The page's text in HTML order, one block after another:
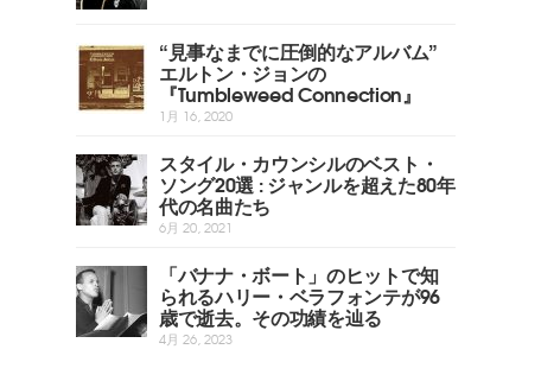
“見事なまでに圧倒的なアルバム”
エルトン・ジョンの
『Tumbleweed Connection』
1月 16, 2020
スタイル・カウンシルのベスト・
ソング20選 : ジャンルを超えた80年
代の名曲たち
6月 20, 2021
「バナナ・ボート」のヒットで知
られるハリー・ベラフォンテが96
歳で逝去。その功績を辿る
4月 26, 2023